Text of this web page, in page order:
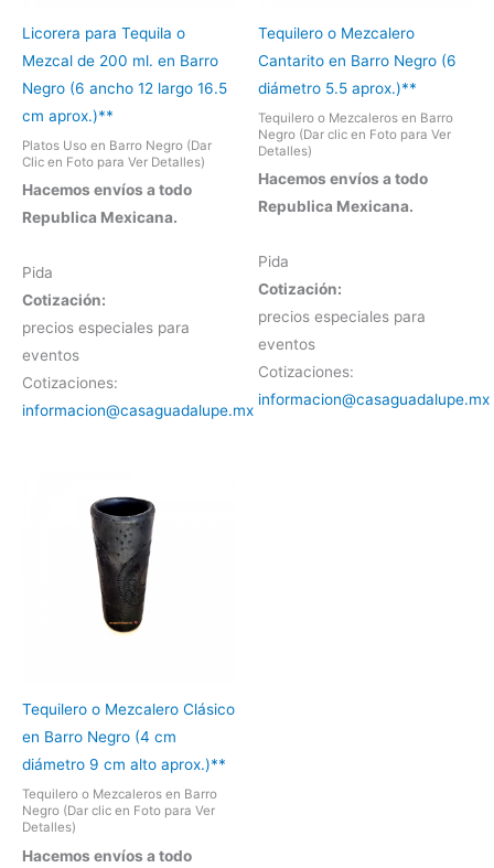
Licorera para Tequila o
Mezcal de 200 ml. en Barro
Negro (6 ancho 12 largo 16.5
cm aprox.)**
Platos Uso en Barro Negro (Dar
Clic en Foto para Ver Detalles)
Hacemos envíos a todo
Republica Mexicana.
Pida
Cotización:
precios especiales para
eventos
Cotizaciones:
informacion@casaguadalupe.mx
Tequilero o Mezcalero
Cantarito en Barro Negro (6
diámetro 5.5 aprox.)**
Tequilero o Mezcaleros en Barro
Negro (Dar clic en Foto para Ver
Detalles)
Hacemos envíos a todo
Republica Mexicana.
Pida
Cotización:
precios especiales para
eventos
Cotizaciones:
informacion@casaguadalupe.mx
Tequilero o Mezcalero Clásico
en Barro Negro (4 cm
diámetro 9 cm alto aprox.)**
Tequilero o Mezcaleros en Barro
Negro (Dar clic en Foto para Ver
Detalles)
Hacemos envíos a todo